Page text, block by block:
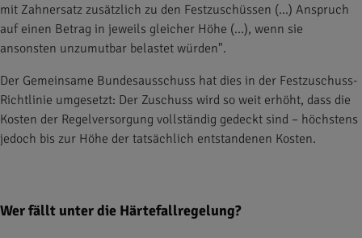
mit Zahnersatz zusätzlich zu den Festzuschüssen (…) Anspruch
auf einen Betrag in jeweils gleicher Höhe (…), wenn sie
ansonsten unzumutbar belastet würden".
Der Gemeinsame Bundesausschuss hat dies in der Festzuschuss-
Richtlinie umgesetzt: Der Zuschuss wird so weit erhöht, dass die
Kosten der Regelversorgung vollständig gedeckt sind – höchstens
jedoch bis zur Höhe der tatsächlich entstandenen Kosten.
Wer fällt unter die Härtefallregelung?